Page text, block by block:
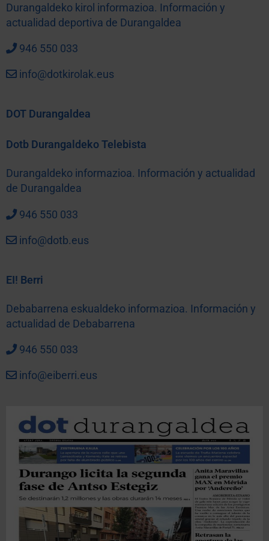
Durangaldeko kirol informazioa. Información y
actualidad deportiva de Durangaldea
946 550 033
info@dotkirolak.eus
DOT Durangaldea
Dotb Durangaldeko Telebista
Durangaldeko informazioa. Información y actualidad
de Durangaldea
946 550 033
info@dotb.eus
EI! Berri
Debabarrena eskualdeko informazioa. Información y
actualidad de Debabarrena
946 550 033
info@eiberri.eus